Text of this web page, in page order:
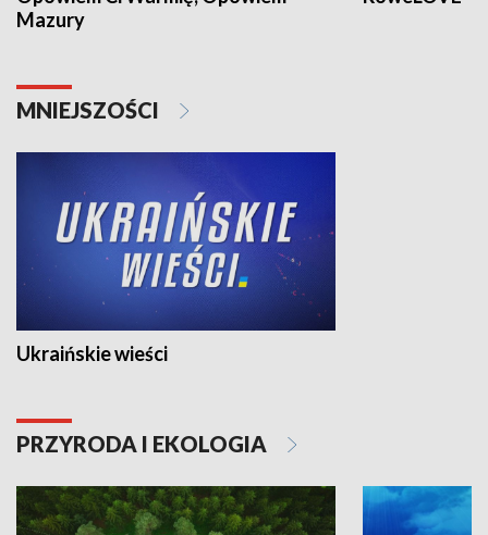
Mazury
MNIEJSZOŚCI
Ukraińskie wieści
PRZYRODA I EKOLOGIA